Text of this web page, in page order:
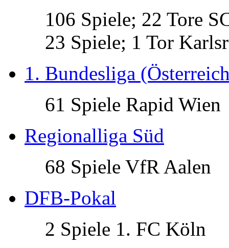
106 Spiele; 22 Tore
23 Spiele; 1 Tor
1. Bundesliga
61 Spiele Rapid Wien
Regionalliga Süd
68 Spiele VfR Aalen
DFB-Pokal
2 Spiele 1. FC Köln